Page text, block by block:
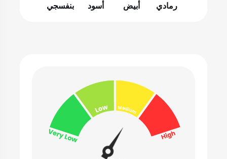
رمادي أبيض أسود بنفسجي